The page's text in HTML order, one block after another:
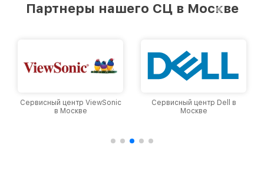
Партнеры нашего СЦ в Москве
Сервисный центр ViewSonic
в Москве
Сервисный центр Dell в
Москве